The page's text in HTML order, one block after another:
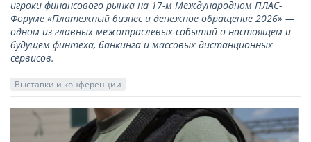
игроки финансового рынка на 17-м Международном ПЛАС-
Форуме «Платежный бизнес и денежное обращение 2026» —
одном из главных межотраслевых событий о настоящем и
будущем финтеха, банкинга и массовых дистанционных
сервисов.
Выставки и конференции